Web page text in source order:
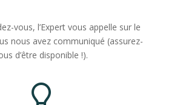
vous, l’Expert vous appelle sur le
nous avez communiqué (assurez-
d’être disponible !).